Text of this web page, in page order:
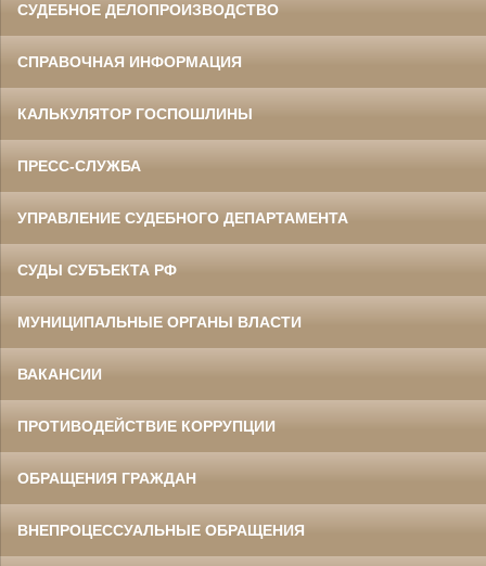
СУДЕБНОЕ ДЕЛОПРОИЗВОДСТВО
СПРАВОЧНАЯ ИНФОРМАЦИЯ
КАЛЬКУЛЯТОР ГОСПОШЛИНЫ
ПРЕСС-СЛУЖБА
УПРАВЛЕНИЕ СУДЕБНОГО ДЕПАРТАМЕНТА
СУДЫ СУБЪЕКТА РФ
МУНИЦИПАЛЬНЫЕ ОРГАНЫ ВЛАСТИ
ВАКАНСИИ
ПРОТИВОДЕЙСТВИЕ КОРРУПЦИИ
ОБРАЩЕНИЯ ГРАЖДАН
ВНЕПРОЦЕССУАЛЬНЫЕ ОБРАЩЕНИЯ